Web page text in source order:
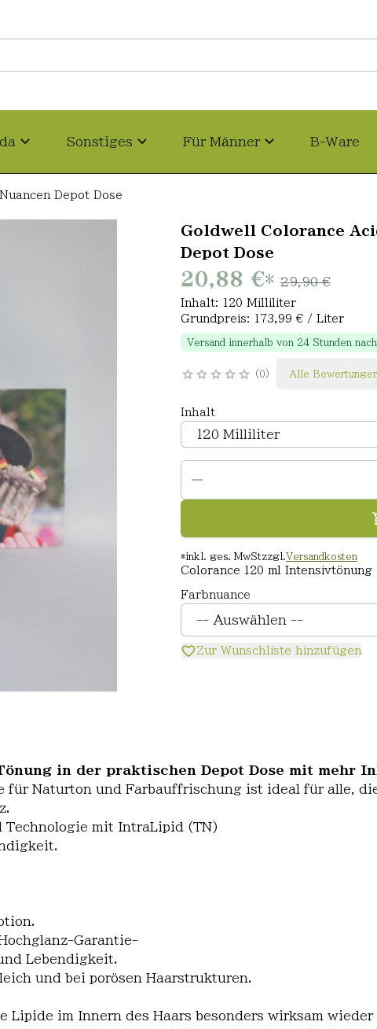
Sonstiges Für Männer B-Ware
Depot Dose
Goldwell Colorance
Depot Dose
20,88 €* 29,90 €
Inhalt: 120 Milliliter
Grundpreis: 173,99 € / Liter
Versand innerhalb von 24 Stunden
0 Alle
Inhalt
*inkl. ges. MwStzzgl. Versandkosten
Colorance 120 ml
Farbnuance
Zur Wunschliste hinzufügen
in der praktischen Depot Dose mit mehr
für Naturton und Farbauffrischung ist ideal für alle,
Technologie mit IntraLipid (TN)
Garantie-
Lebendigkeit.
und bei porösen Haarstrukturen.
im Innern des Haars besonders wirksam